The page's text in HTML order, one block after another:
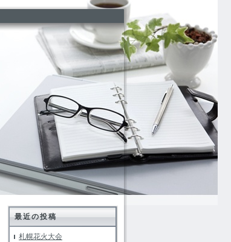
最近の投稿
札幌花火大会